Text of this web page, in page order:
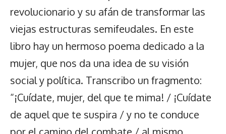
revolucionario y su afán de transformar las
viejas estructuras semifeudales. En este
libro hay un hermoso poema dedicado a la
mujer, que nos da una idea de su visión
social y política. Transcribo un fragmento:
“¡Cuídate, mujer, del que te mima! / ¡Cuídate
de aquel que te suspira / y no te conduce